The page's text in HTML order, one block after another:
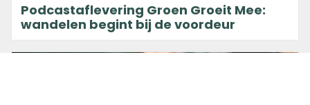
Podcastaflevering Groen Groeit Mee:
wandelen begint bij de voordeur